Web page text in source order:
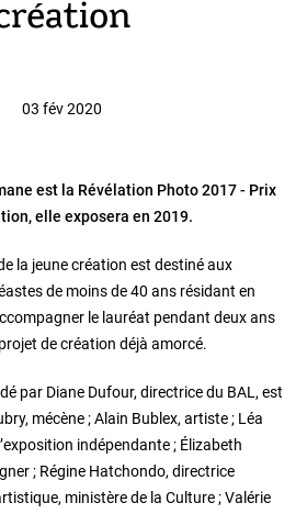
03 fév 2020
est la Révélation Photo 2017 - Prix
elle exposera en 2019.
la jeune création est destiné aux
de moins de 40 ans résidant en
le lauréat pendant deux ans
de création déjà amorcé.
par Diane Dufour, directrice du BAL, est
mécène ; Alain Bublex, artiste ; Léa
indépendante ; Élizabeth
; Régine Hatchondo, directrice
ministère de la Culture ; Valérie